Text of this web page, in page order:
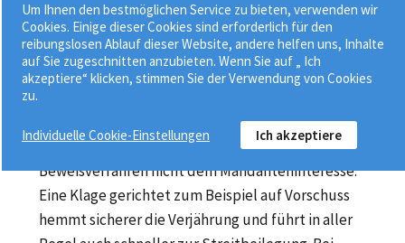
09.01.2020 | Vorschriften / Gesetze
Das selbständige Beweisverfahren –
Fehlkonstrukt in der deutschen
Prozesslandschaft und Anwaltsfehler im
Im Bereich des Baurechts entspricht das
Beweissicherungsverfahren oder selbständige
Beweisverfahren nicht dem Mandanteninteresse.
Eine Klage gerichtet zum Beispiel auf Vorschuss
hemmt sicherer die Verjährung und führt in aller
Um Ihnen den bestmöglichen Service zu bieten, verwenden wir
Cookies. Einige dieser Cookies sind erforderlich für den
reibungslosen Ablauf dieser Website, andere helfen uns, Inhalte
auf Sie zugeschnitten anzubieten. Wenn Sie auf „ Ich
akzeptiere“ klicken, stimmen Sie der Verwendung von Cookies
zu.
Individuelle Cookie-Einstellungen Ich akzeptiere